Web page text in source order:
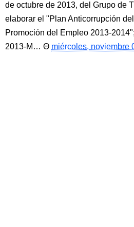
de octubre de 2013, del Grupo de
elaborar el "Plan Anticorrupción
Promoción del Empleo 2013-
2013-M…
miércoles, noviembre